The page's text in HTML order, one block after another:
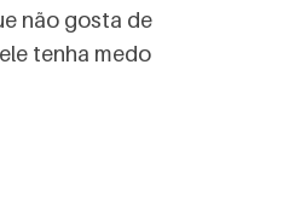
não gosta de
tenha medo